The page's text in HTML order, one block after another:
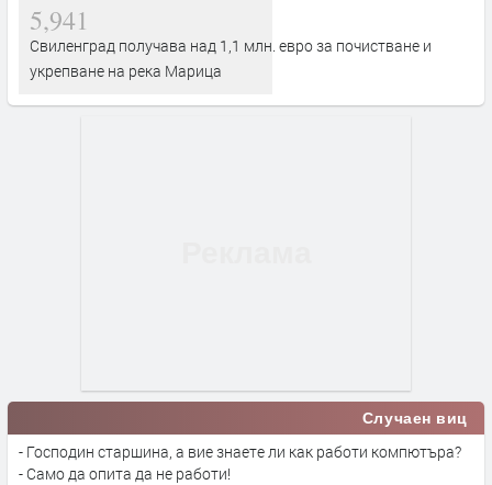
5,941
Свиленград получава над 1,1 млн. евро за почистване и
укрепване на река Марица
Случаен виц
- Господин старшина, а вие знаете ли как работи компютъра?
- Само да опита да не работи!